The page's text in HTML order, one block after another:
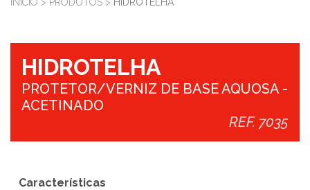
HIDROTELHA
PROTETOR/VERNIZ DE BASE AQUOSA -
ACETINADO
REF. 7035
Características